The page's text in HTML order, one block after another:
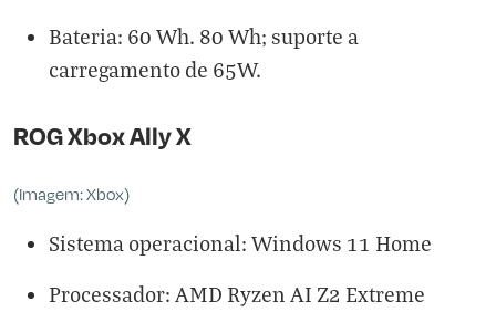
Bateria: 60 Wh. 80 Wh; suporte a
carregamento de 65W.
ROG Xbox Ally X
(Imagem: Xbox)
Sistema operacional: Windows 11 Home
Processador: AMD Ryzen AI Z2 Extreme